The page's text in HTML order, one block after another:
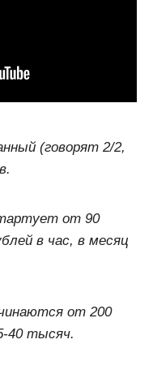
(говорят 2/2,
от 90
в час, в месяц
от 200
40 тысяч.